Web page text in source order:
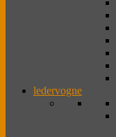
ledervogne